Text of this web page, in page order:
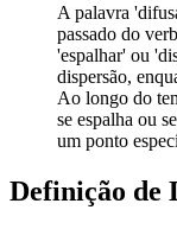
A palavra
passado do
'espalhar' ou
dispersão,
Ao longo do
se espalha ou
um ponto
Definição de